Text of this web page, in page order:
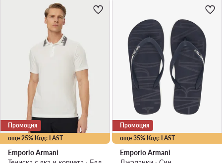
още 25% Код: LAST
Промоция
Emporio Armani
още 35% Код: LAST
Промоция
Emporio Armani